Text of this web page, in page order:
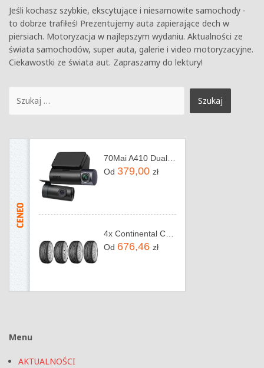
Jeśli kochasz szybkie, ekscytujące i niesamowite samochody -
to dobrze trafiłeś! Prezentujemy auta zapierające dech w
piersiach. Motoryzacja w najlepszym wydaniu. Aktualności ze
świata samochodów, super auta, galerie i video motoryzacyjne.
Ciekawostki ze świata aut. Zapraszamy do lektury!
70Mai A410 Dual Set
Od 379,00 zł
4x Continental ContiSportContact 5 245/45R18 96W
Od 676,46 zł
Menu
AKTUALNOŚCI